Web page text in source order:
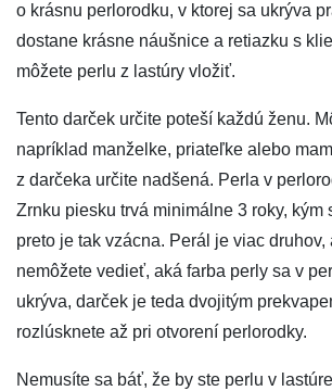
o krásnu perlorodku, v ktorej sa ukrýva
dostane krásne náušnice a retiazku s
môžete perlu z lastúry vložiť.
Tento darček určite poteší každú ženu.
napríklad manželke, priateľke alebo
z darčeka určite nadšená. Perla v
Zrnku piesku trvá minimálne 3 roky, kým
preto je tak vzácna. Perál je viac druhov,
nemôžete vedieť, aká farba perly sa v
ukrýva, darček je teda dvojitým
rozlúsknete až pri otvorení perlorodky.
Nemusíte sa báť, že by ste perlu v